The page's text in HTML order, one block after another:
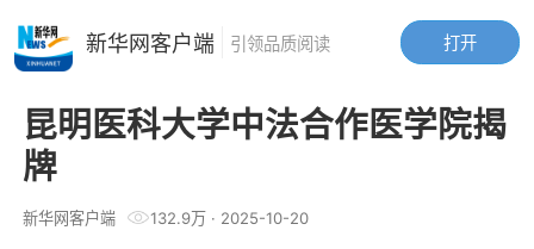
昆明医科大学中法合作医学院揭
牌
新华网客户端 132.9万· 2025-10-20
打开
新华网客户端 引领品质阅读